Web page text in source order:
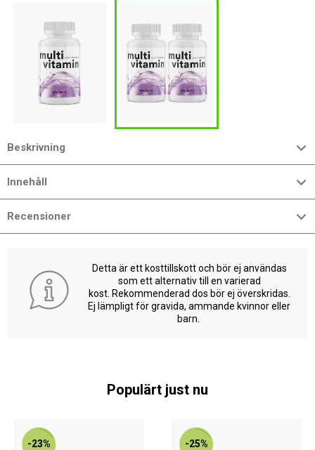
Beskrivning
Innehåll
Recensioner
Detta är ett kosttillskott och bör ej användas
som ett alternativ till en varierad
kost. Rekommenderad dos bör ej överskridas.
Ej lämpligt för gravida, ammande kvinnor eller
barn.
Populärt just nu
-23% -25%